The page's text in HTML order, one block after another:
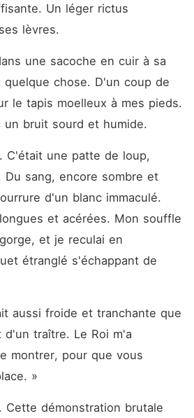
Un léger rictus
lèvres.
une sacoche en cuir à sa
chose. D'un coup de
le tapis moelleux à mes pieds.
un bruit sourd et humide.
C'était une patte de loup,
sang, encore sombre et
d'un blanc immaculé.
et acérées. Mon souffle
et je reculai en
étranglé s'échappant de
aussi froide et tranchante que
traître. Le Roi m'a
montrer, pour que vous
»
Cette démonstration brutale